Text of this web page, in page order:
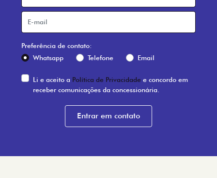
Preferência de contato:
Whatsapp
Telefone Email
Li e aceito a Política de Privacidade e concordo em
receber comunicações da concessionária.
Entrar em contato